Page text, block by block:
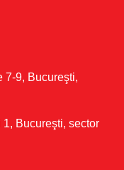
7-9, Bucureşti,
1, Bucureşti, sector